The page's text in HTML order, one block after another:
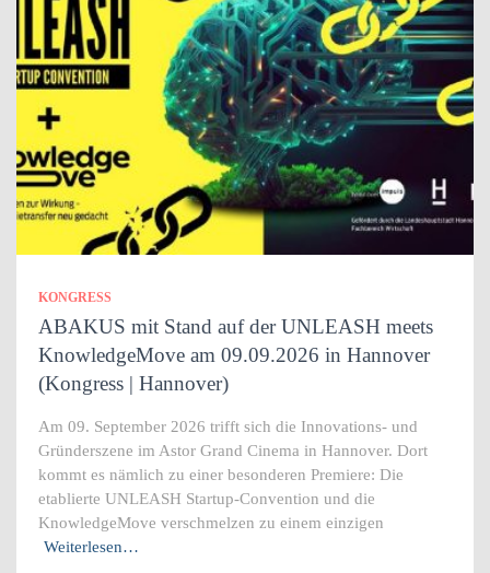
KONGRESS
ABAKUS mit Stand auf der UNLEASH meets
KnowledgeMove am 09.09.2026 in Hannover
(Kongress | Hannover)
Am 09. September 2026 trifft sich die Innovations- und
Gründerszene im Astor Grand Cinema in Hannover. Dort
kommt es nämlich zu einer besonderen Premiere: Die
etablierte UNLEASH Startup-Convention und die
KnowledgeMove verschmelzen zu einem einzigen
Weiterlesen…